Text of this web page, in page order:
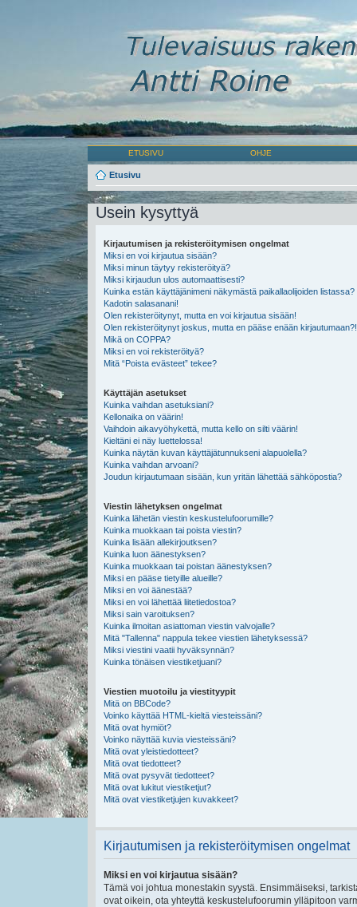
ETUSIVU OHJE
Etusivu
Usein kysyttyä
Kirjautumisen ja rekisteröitymisen ongelmat
Miksi en voi kirjautua sisään?
Miksi minun täytyy rekisteröityä?
Miksi kirjaudun ulos automaattisesti?
Kuinka estän käyttäjänimeni näkymästä paikallaolijoiden listassa?
Kadotin salasanani!
Olen rekisteröitynyt, mutta en voi kirjautua sisään!
Olen rekisteröitynyt joskus, mutta en pääse enään kirjautumaan?!
Mikä on COPPA?
Miksi en voi rekisteröityä?
Mitä “Poista evästeet” tekee?
Käyttäjän asetukset
Kuinka vaihdan asetuksiani?
Kellonaika on väärin!
Vaihdoin aikavyöhykettä, mutta kello on silti väärin!
Kieltäni ei näy luettelossa!
Kuinka näytän kuvan käyttäjätunnukseni alapuolella?
Kuinka vaihdan arvoani?
Joudun kirjautumaan sisään, kun yritän lähettää sähköpostia?
Viestin lähetyksen ongelmat
Kuinka lähetän viestin keskustelufoorumille?
Kuinka muokkaan tai poista viestin?
Kuinka lisään allekirjoutksen?
Kuinka luon äänestyksen?
Kuinka muokkaan tai poistan äänestyksen?
Miksi en pääse tietyille alueille?
Miksi en voi äänestää?
Miksi en voi lähettää liitetiedostoa?
Miksi sain varoituksen?
Kuinka ilmoitan asiattoman viestin valvojalle?
Mitä "Tallenna" nappula tekee viestien lähetyksessä?
Miksi viestini vaatii hyväksynnän?
Kuinka tönäisen viestiketjuani?
Viestien muotoilu ja viestityypit
Mitä on BBCode?
Voinko käyttää HTML-kieltä viesteissäni?
Mitä ovat hymiöt?
Voinko näyttää kuvia viesteissäni?
Mitä ovat yleistiedotteet?
Mitä ovat tiedotteet?
Mitä ovat pysyvät tiedotteet?
Mitä ovat lukitut viestiketjut?
Mitä ovat viestiketjujen kuvakkeet?
Kirjautumisen ja rekisteröitymisen ongelmat
Miksi en voi kirjautua sisään?
Tämä voi johtua monestakin syystä. Ensimmäiseksi,
ovat oikein, ota yhteyttä keskustelufoorumin ylläpitoon